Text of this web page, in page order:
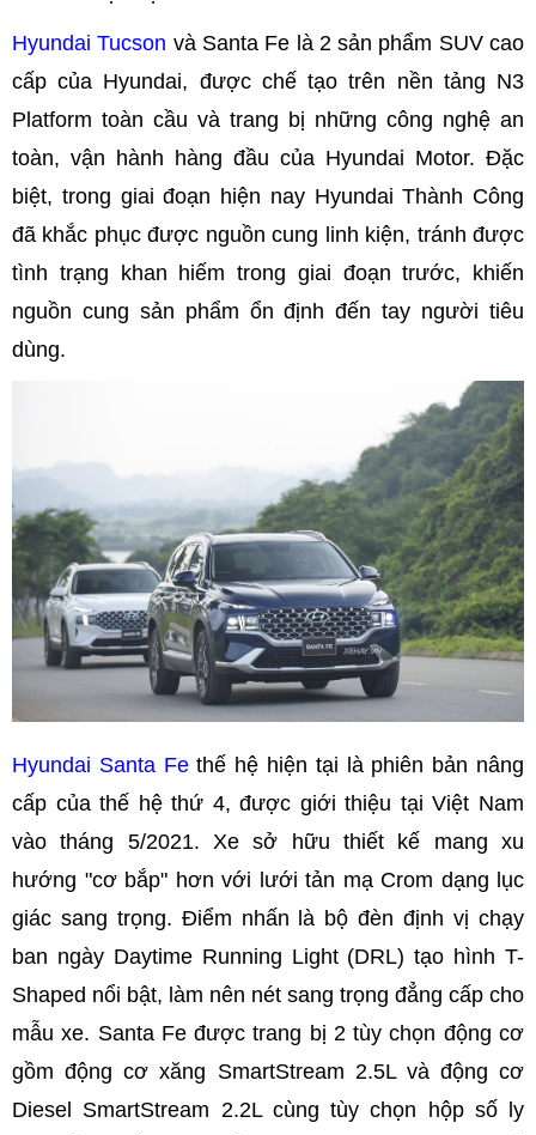
Hyundai Tucson và Santa Fe là 2 sản phẩm SUV cao
cấp của Hyundai, được chế tạo trên nền tảng N3
Platform toàn cầu và trang bị những công nghệ an
toàn, vận hành hàng đầu của Hyundai Motor. Đặc
biệt, trong giai đoạn hiện nay Hyundai Thành Công
đã khắc phục được nguồn cung linh kiện, tránh được
tình trạng khan hiếm trong giai đoạn trước, khiến
nguồn cung sản phẩm ổn định đến tay người tiêu
dùng.
Hyundai Santa Fethế hệ hiện tại là phiên bản nâng
cấp của thế hệ thứ 4, được giới thiệu tại Việt Nam
vào tháng 5/2021. Xe sở hữu thiết kế mang xu
hướng "cơ bắp" hơn với lưới tản mạ Crom dạng lục
giác sang trọng. Điểm nhấn là bộ đèn định vị chạy
ban ngày Daytime Running Light (DRL) tạo hình T-
Shaped nổi bật, làm nên nét sang trọng đẳng cấp cho
mẫu xe. Santa Fe được trang bị 2 tùy chọn động cơ
gồm động cơ xăng SmartStream 2.5L và động cơ
Diesel SmartStream 2.2L cùng tùy chọn hộp số ly